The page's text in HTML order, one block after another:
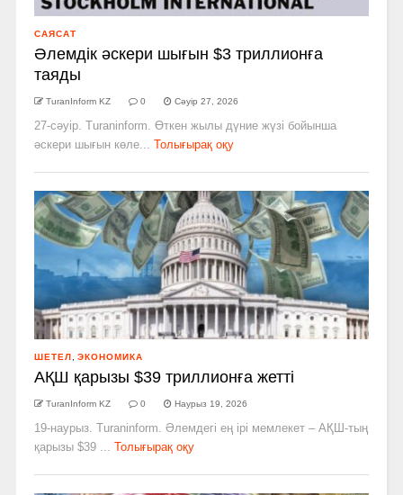
САЯСАТ
Әлемдік әскери шығын $3 триллионға
таяды
TuranInform KZ 0 Сәуір 27, 2026
27-сәуір. Turaninform. Өткен жылы дүние жүзі бойынша
әскери шығын көле...
Толығырақ оқу
ШЕТЕЛ ЭКОНОМИКА
АҚШ қарызы $39 триллионға жетті
TuranInform KZ 0 Наурыз 19, 2026
19-наурыз. Turaninform. Әлемдегі ең ірі мемлекет – АҚШ-тың
қарызы $39 ...
Толығырақ оқу